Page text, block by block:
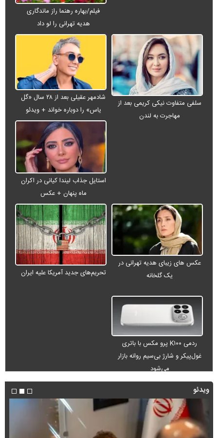
فیلم/بهاره رهنما راز ماندگاری
هدیه تهرانی را لو داد
سلفی متفاوت نیکی کریمی بعد از
مهاجرت به لندن
شادمهر عقیلی بعد از ۲۸ سال «گل
یاس» را دوباره خواند + ویدئو
استایل جذاب لیندا کیانی در اکران
ماه پنهان + عکس
عکس های زیبای هدیه تهرانی در
یک گلخانه
تحریم‌های جدید آمریکا علیه ایران
ردمی K۱۰۰ پرو مکس با باتری
غول‌پیکر و شارژ بی‌سیم روانه بازار
می‌شود
ویدئو